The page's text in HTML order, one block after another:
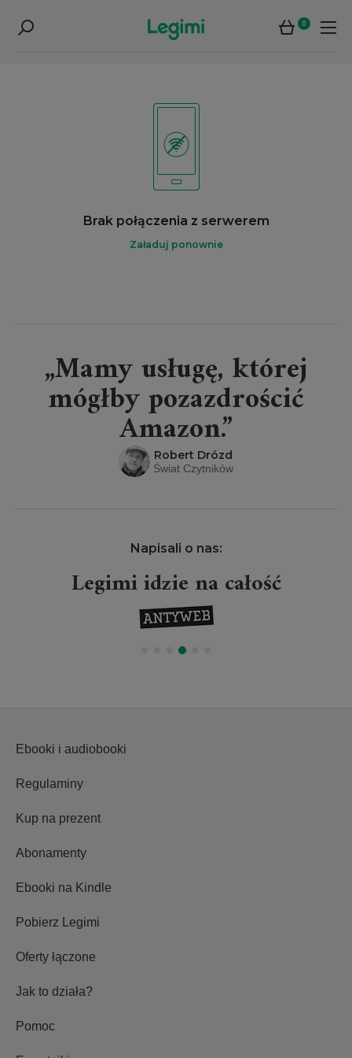
0
Brak połączenia z serwerem
Załaduj ponownie
„Mamy usługę, której
mógłby pozazdrościć
Amazon.”
Robert Drózd
Świat Czytników
Napisali o nas:
Legimi idzie na całość
Ebooki i audiobooki
Regulaminy
Kup na prezent
Abonamenty
Ebooki na Kindle
Pobierz Legimi
Oferty łączone
Jak to działa?
Pomoc